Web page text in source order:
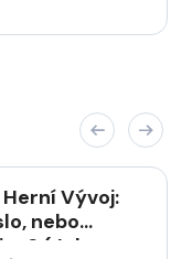
Vývoj:
nebo
(Jak v